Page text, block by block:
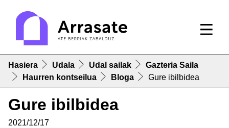
Hasiera Udala Udal sailak
Gazteria Saila
Haurren kontseilua
Bloga Gure ibilbidea
Gure ibilbidea
2021/12/17